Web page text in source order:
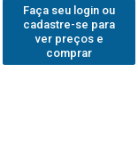
Faça seu login ou
cadastre-se para
ver preços e
comprar